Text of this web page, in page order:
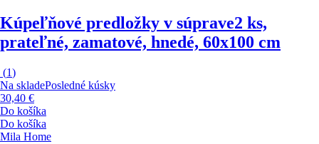
Kúpeľňové predložky v súprave2 ks,
prateľné, zamatové, hnedé, 60x100 cm
(1)
Na skladePosledné kúsky
30,40 €
Do košíka
Do košíka
Mila Home